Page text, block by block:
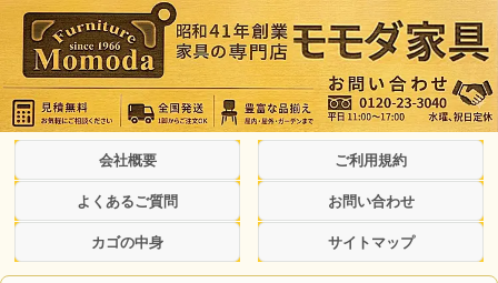
会社概要 ご利用規約
よくあるご質問 お問い合わせ
カゴの中身 サイトマップ